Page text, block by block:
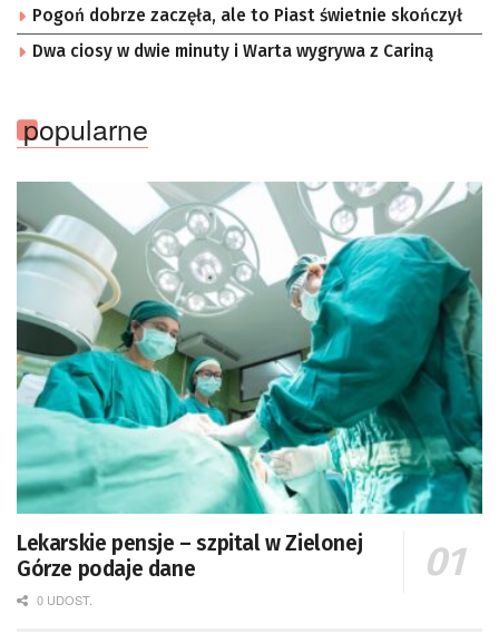
Pogoń dobrze zaczęła, ale to Piast świetnie skończył
Dwa ciosy w dwie minuty i Warta wygrywa z Cariną
popularne
Lekarskie pensje – szpital w Zielonej
Górze podaje dane
0 UDOST.